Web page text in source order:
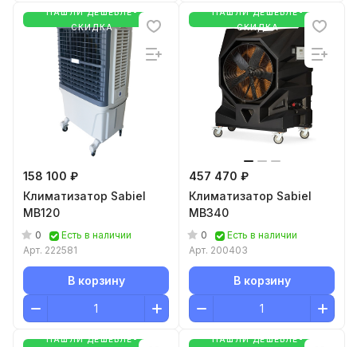
НАШЛИ ДЕШЕВЛЕ-
СКИДКА
158 100 ₽
Климатизатор Sabiel
MB120
0
Есть в наличии
Арт. 222581
В корзину
НАШЛИ ДЕШЕВЛЕ-
СКИДКА
457 470 ₽
Климатизатор Sabiel
MB340
0
Есть в наличии
Арт. 200403
В корзину
НАШЛИ ДЕШЕВЛЕ-
НАШЛИ ДЕШЕВЛЕ-